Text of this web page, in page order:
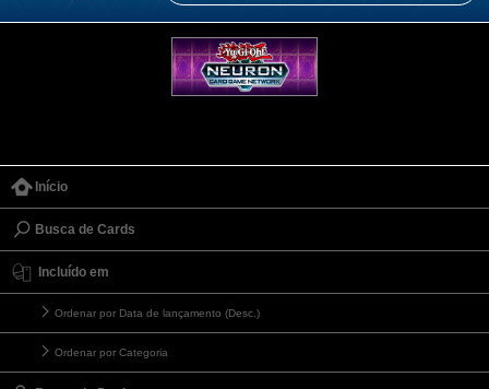
Início
Busca de Cards
Incluído em
Ordenar por Data de lançamento (Desc.)
Ordenar por Categoria